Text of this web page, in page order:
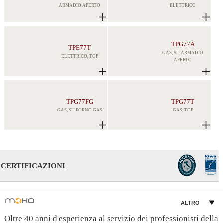
ARMADIO APERTO
ELETTRICO
TPE77T
ELETTRICO, TOP
TPG77A
GAS, SU ARMADIO
APERTO
TPG77FG
GAS, SU FORNO GAS
TPG77T
GAS, TOP
CERTIFICAZIONI
ALTRO
Oltre 40 anni d'esperienza al servizio dei professionisti della